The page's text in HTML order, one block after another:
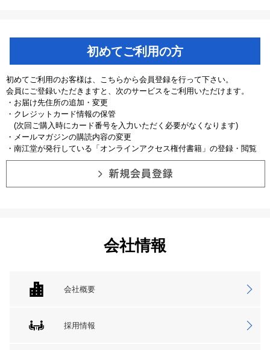
初めてご利用の方
初めてご利用のお客様は、こちらから会員登録を行って下さい。
会員にご登録いただきますと、次のサービスをご利用いただけます。
・お届け先住所の追加・変更
・クレジットカード情報の保管
(次回ご購入時にカード番号を入力いただく必要がなくなります)
・メールマガジンの購読内容の変更
・南江堂が発行している「オンラインアクセス権付書籍」の登録・閲覧
会社情報
会社概要
採用情報